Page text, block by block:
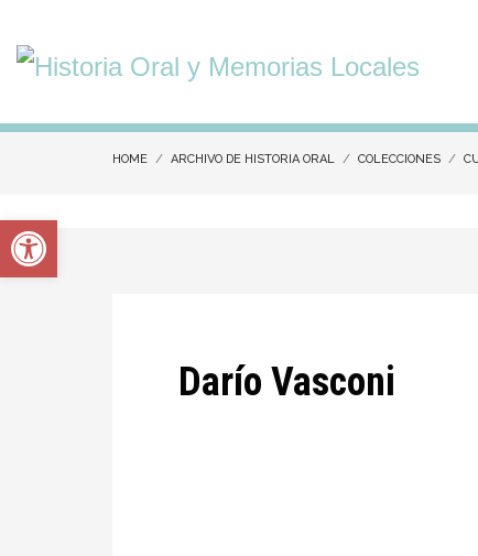
HOME ARCHIVO DE HISTORIA ORAL COLECCIONES
Darío Vasconi
Abrir barra de herramientas